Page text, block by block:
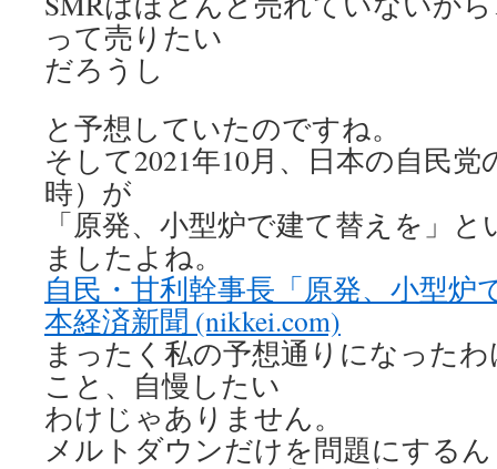
って売りたい
だろうし
と予想していたのですね。
そして2021年10月、日本の自民党
時）が
「原発、小型炉で建て替えを」
ましたよね。
自民・甘利幹事長「原発、小型炉
本経済新聞 (nikkei.com)
まったく私の予想通りになった
こと、自慢したい
わけじゃありません。
メルトダウンだけを問題にする